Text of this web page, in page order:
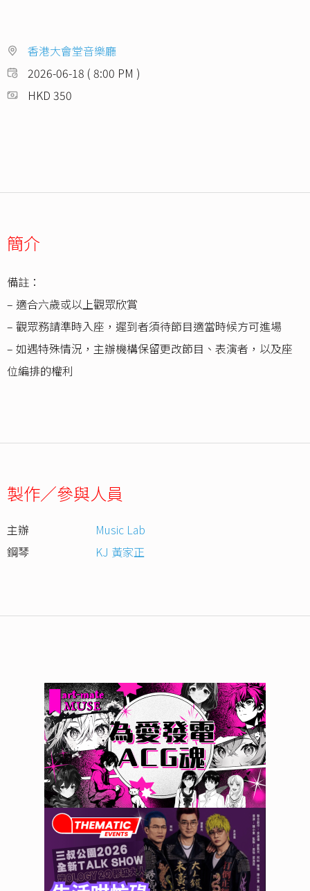
香港大會堂音樂廳
2026-06-18 ( 8:00 PM )
HKD 350
簡介
備註：
– 適合六歲或以上觀眾欣賞
– 觀眾務請準時入座，遲到者須待節目適當時候方可進場
– 如遇特殊情況，主辦機構保留更改節目、表演者，以及座
位編排的權利
製作／參與人員
主辦
Music Lab
鋼琴
KJ 黃家正